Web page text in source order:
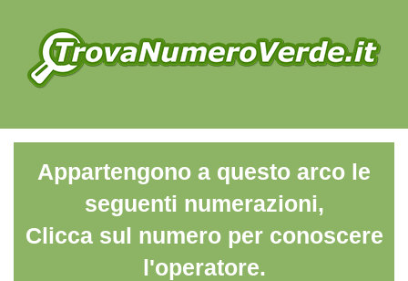
Appartengono a questo arco le
seguenti numerazioni,
Clicca sul numero per conoscere
l'operatore.